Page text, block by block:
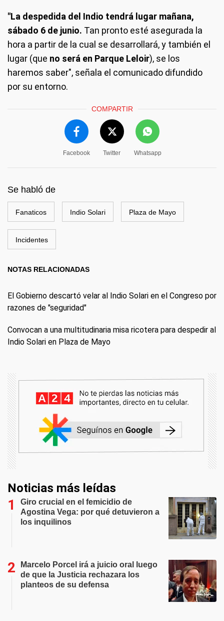
"La despedida del Indio tendrá lugar mañana,
sábado 6 de junio. Tan pronto esté asegurada la
hora a partir de la cual se desarrollará, y también el
lugar (que no será en Parque Leloir), se los
haremos saber", señala el comunicado difundido
por su entorno.
COMPARTIR
Facebook Twitter Whatsapp
Se habló de
Fanaticos Indio Solari Plaza de Mayo
Incidentes
NOTAS RELACIONADAS
El Gobierno descartó velar al Indio Solari en el Congreso por
razones de "seguridad"
Convocan a una multitudinaria misa ricotera para despedir al
Indio Solari en Plaza de Mayo
Noticias más leídas
Giro crucial en el femicidio de
Agostina Vega: por qué detuvieron a
los inquilinos
Marcelo Porcel irá a juicio oral luego
de que la Justicia rechazara los
planteos de su defensa